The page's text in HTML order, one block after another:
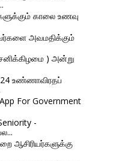
காலை உணவு
அவமதிக்கும்
) அன்று
உண்ணாவிரதப்
For Government
-
ஆசிரியர்களுக்கு